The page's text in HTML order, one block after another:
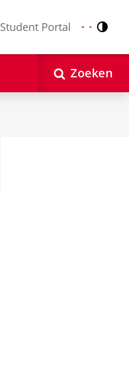
Student Portal Nederlands
English
Zoeken